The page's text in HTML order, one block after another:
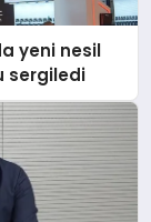
yeni nesil
sergiledi